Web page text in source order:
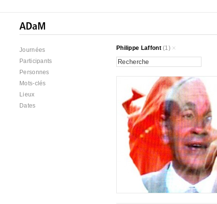
Journées
Participants
Personnes
Mots-clés
Lieux
Dates
Philippe Laffont(1)